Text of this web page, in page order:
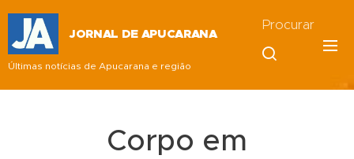
JORNAL DE APUCARANA
Últimas notícias de Apucarana e região
Procurar
Corpo em